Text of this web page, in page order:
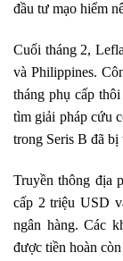
đầu tư mạo hiểm
Cuối tháng 2,
và Philippines.
tháng phụ cấp
tìm giải pháp cứu
trong Seris B đã bị
Truyền thông địa
cấp 2 triệu USD
ngân hàng. Các
được tiền hoàn